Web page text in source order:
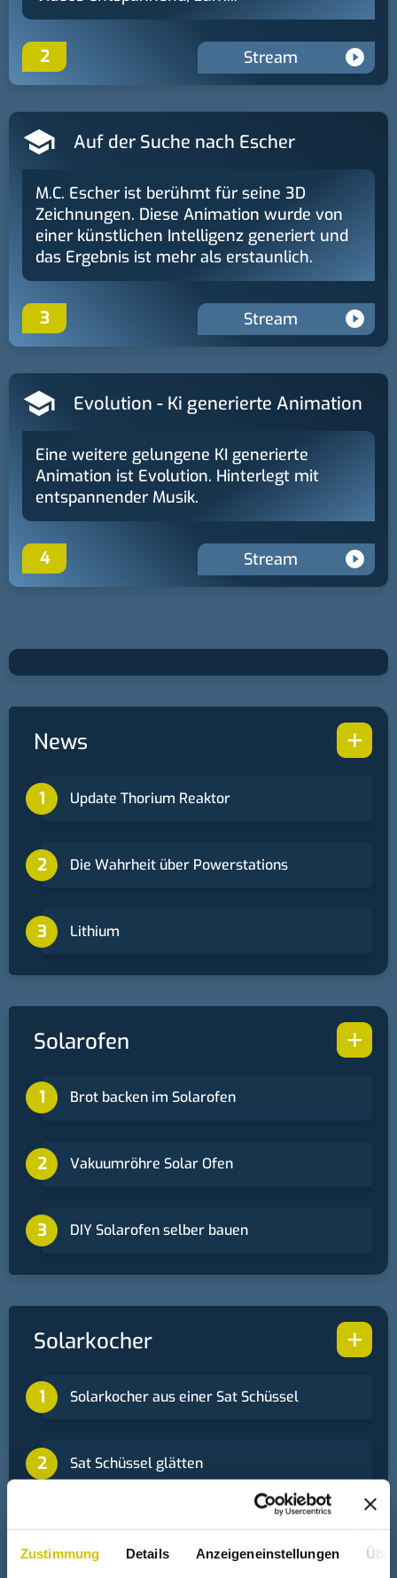
Zustimmung Details Anzeigeneinstellungen
2 Stream
Auf der Suche nach Escher
M.C. Escher ist berühmt für seine 3D
Zeichnungen. Diese Animation wurde von
einer künstlichen Intelligenz generiert und
das Ergebnis ist mehr als erstaunlich.
3 Stream
Evolution - Ki generierte Animation
Eine weitere gelungene KI generierte
Animation ist Evolution. Hinterlegt mit
entspannender Musik.
4 Stream
+
News
Update Thorium Reaktor
Die Wahrheit über Powerstations
Lithium
+
Solarofen
Brot backen im Solarofen
Vakuumröhre Solar Ofen
DIY Solarofen selber bauen
+
Solarkocher
Solarkocher aus einer Sat Schüssel
Sat Schüssel glätten
Wasserlinse zum Kochen